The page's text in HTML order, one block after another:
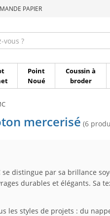
PAPIER
Point
Noué
Coussin à
broder
mercerisé (6
se distingue par sa brillance
durables et élégants. Sa
les styles de projets : du